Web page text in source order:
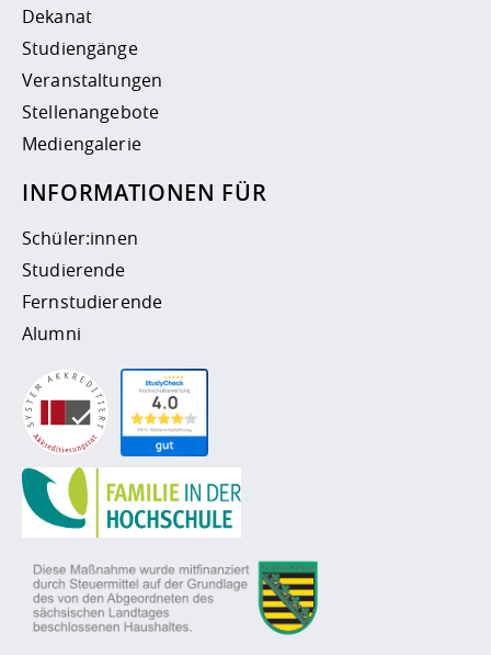
Dekanat
Studiengänge
Veranstaltungen
Stellenangebote
Mediengalerie
INFORMATIONEN FÜR
Schüler:innen
Studierende
Fernstudierende
Alumni